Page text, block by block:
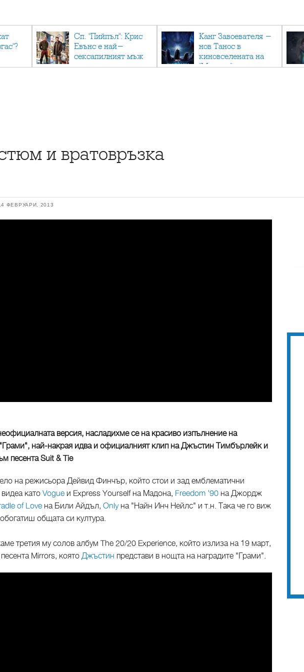
Сп. "Пийпъл": Крис
Евънс е най-
сексапилният мъж
Канг Завоевателя -
нов Танос в
киновселената на
"Марвъл"
и вратовръзка
ФЕВРУАРИ, 2013
версия, насладихме се на красиво изпълнение на
най-накрая идва и официалният клип на Джъстин Тимбърлейк и
песента Suit & Tie
на режисьора Дейвид Финчър, който стои и зад емблематични
катоVogue и Express Yourself на Мадона, Freedom '90 на Джордж
of Love на Били Айдъл, Onlyна "Найн Инч Нейлс" и т.н. Така че го виж
общата си култура.
третия му солов албум The 20/20 Experience, който излиза на 19 март,
Mirrors, коятоДжъстин представи в нощта на наградите "Грами".